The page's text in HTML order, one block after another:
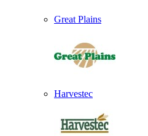
Great Plains
Harvestec